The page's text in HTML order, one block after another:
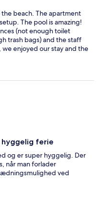
beach. The apartment
The pool is amazing!
(not enough toilet
trash bags) and the staff
enjoyed our stay and the
hyggelig ferie
og er super hyggelig. Der
når man forlader
ved